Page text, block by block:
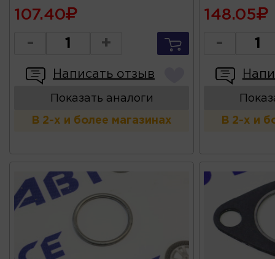
107.40
- +
Написать отзыв
Показать аналоги
В 2-х и более магазинах
148.05
-
В 2-х и